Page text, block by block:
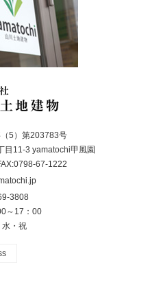
5）第203783号
11-3 yamatochi甲風園
67-1222
3808
～17：00
水・祝